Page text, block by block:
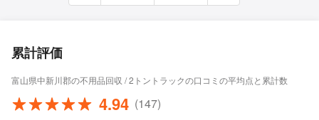
累計評価
富山県中新川郡の不用品回収 / 2トントラックの口コミの平均点と累計数
4.94 (147)